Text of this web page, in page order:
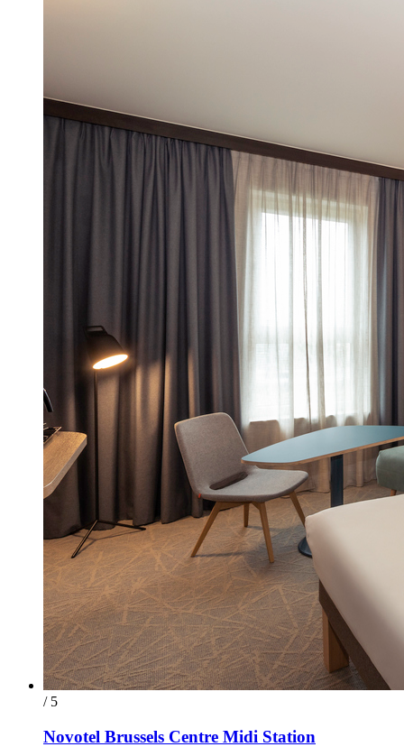
/ 5
Novotel Brussels Centre Midi Station